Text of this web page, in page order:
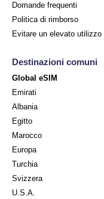
Domande frequenti
Politica di rimborso
Evitare un elevato utilizzo
Destinazioni comuni
Global eSIM
Emirati
Albania
Egitto
Marocco
Europa
Turchia
Svizzera
U.S.A.